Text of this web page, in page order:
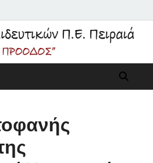
Π.Ε.
Πρόοδος"